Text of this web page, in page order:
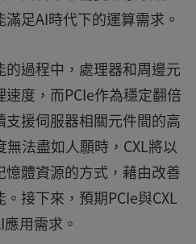
足AI時代下的運算需求。
過程中，處理器和周邊元
度，而PCIe作為穩定翻倍
援伺服器相關元件間的高
法盡如人願時，CXL將以
體資源的方式，藉由改善
接下來，預期PCIe與CXL
用需求。